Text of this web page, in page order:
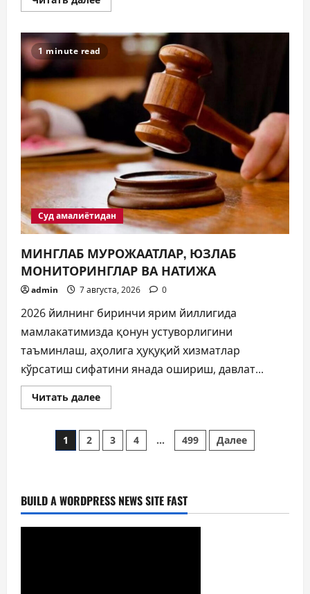
больше
40
КУНЛИК”:
ЎЗГАРИШ
КЕЛДИ
1 minute read
Суд амалиётидан
МИНГЛАБ МУРОЖААТЛАР, ЮЗЛАБ
МОНИТОРИНГЛАР ВА НАТИЖА
admin 7 августа, 2026 0
2026 йилнинг биринчи ярим йиллигида
мамлакатимизда қонун устуворлигини
таъминлаш, аҳолига ҳуқуқий хизматлар
кўрсатиш сифатини янада ошириш, давлат...
Читать далееПрочитать
больше
МУРОЖААТЛАР,
ЮЗЛАБ
МОНИТОРИНГЛАР
Пагинация
1 2 3 4 … 499 Далее
BUILD A WORDPRESS NEWS SITE FAST